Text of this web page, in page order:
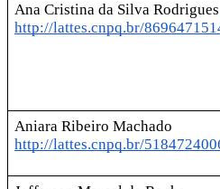
Ana Cristina da Silva Rodrigues
http://lattes.cnpq.br/
Aniara Ribeiro Machado
http://lattes.cnpq.br/